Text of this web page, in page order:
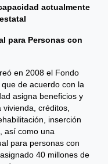
actualmente
para Personas con
en 2008 el Fondo
de acuerdo con la
asigna beneficios y
créditos,
inserción
así como una
para personas con
40 millones de